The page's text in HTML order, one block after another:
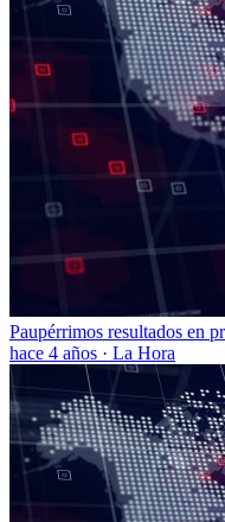
Paupérrimos resultados en
hace 4 años · La Hora